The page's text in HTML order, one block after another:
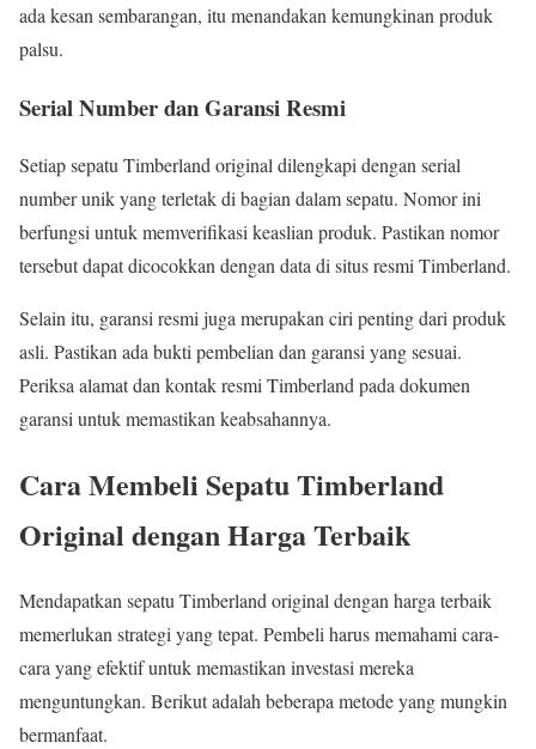
ada kesan sembarangan, itu menandakan kemungkinan produk
palsu.
Serial Number dan Garansi Resmi
Setiap sepatu Timberland original dilengkapi dengan serial
number unik yang terletak di bagian dalam sepatu. Nomor ini
berfungsi untuk memverifikasi keaslian produk. Pastikan nomor
tersebut dapat dicocokkan dengan data di situs resmi Timberland.
Selain itu, garansi resmi juga merupakan ciri penting dari produk
asli. Pastikan ada bukti pembelian dan garansi yang sesuai.
Periksa alamat dan kontak resmi Timberland pada dokumen
garansi untuk memastikan keabsahannya.
Cara Membeli Sepatu Timberland
Original dengan Harga Terbaik
Mendapatkan sepatu Timberland original dengan harga terbaik
memerlukan strategi yang tepat. Pembeli harus memahami cara-
cara yang efektif untuk memastikan investasi mereka
menguntungkan. Berikut adalah beberapa metode yang mungkin
bermanfaat.